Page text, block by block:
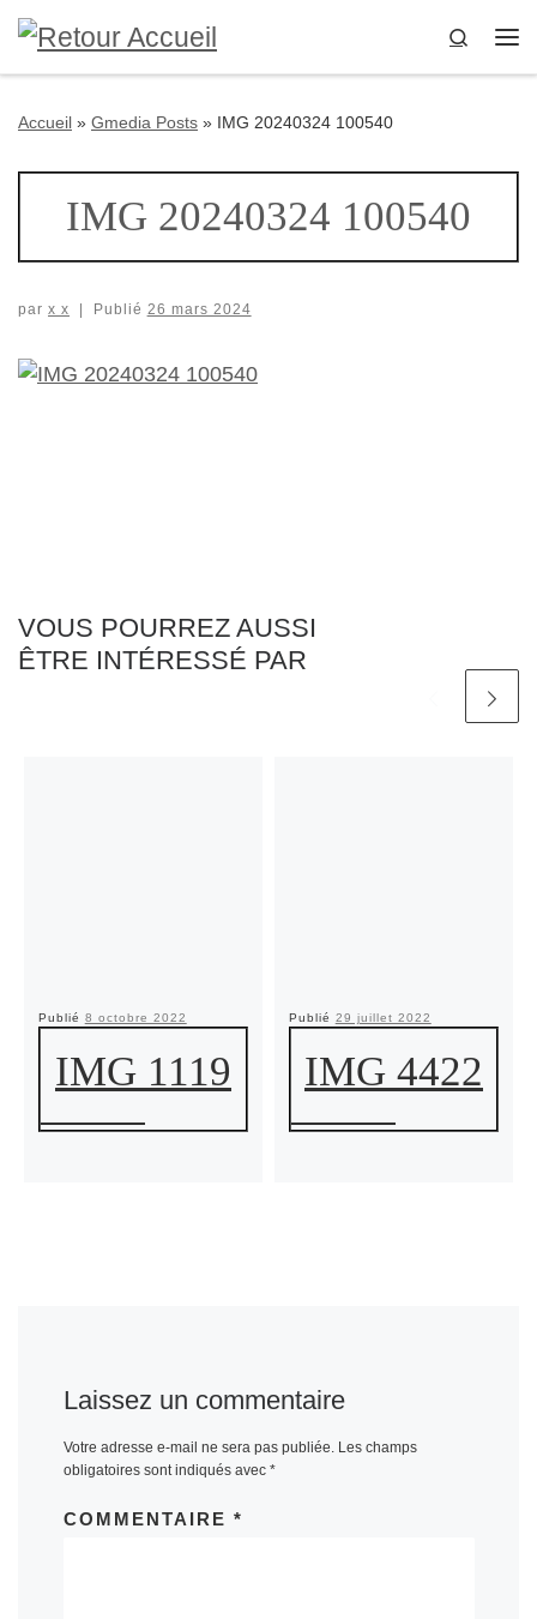
Passer au contenu
Search
Accueil » Gmedia Posts » IMG 20240324 100540
IMG 20240324 100540
par x x Publié 26 mars 2024
VOUS POURREZ AUSSI
ÊTRE INTÉRESSÉ PAR
Publié 8 octobre 2022
IMG 1119
Publié 29 juillet 2022
IMG 4422
Laissez un commentaire
Votre adresse e-mail ne sera pas publiée. Les champs
obligatoires sont indiqués avec *
COMMENTAIRE *